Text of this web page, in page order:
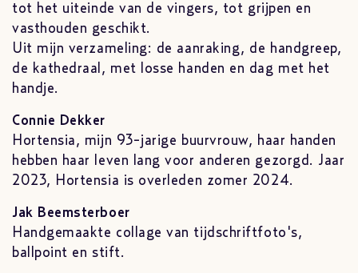
tot het uiteinde van de vingers, tot grijpen en
vasthouden geschikt.
Uit mijn verzameling: de aanraking, de handgreep,
de kathedraal, met losse handen en dag met het
handje.
Connie Dekker
Hortensia, mijn 93-jarige buurvrouw, haar handen
hebben haar leven lang voor anderen gezorgd. Jaar
2023, Hortensia is overleden zomer 2024.
Jak Beemsterboer
Handgemaakte collage van tijdschriftfoto's,
ballpoint en stift.